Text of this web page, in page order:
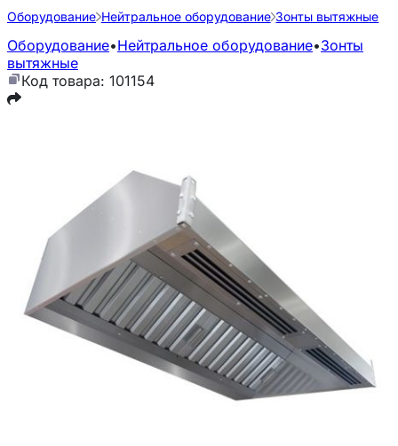
Оборудование Нейтральное оборудование Зонты вытяжные
Оборудование•Нейтральное оборудование•Зонты
вытяжные
Код товара: 101154